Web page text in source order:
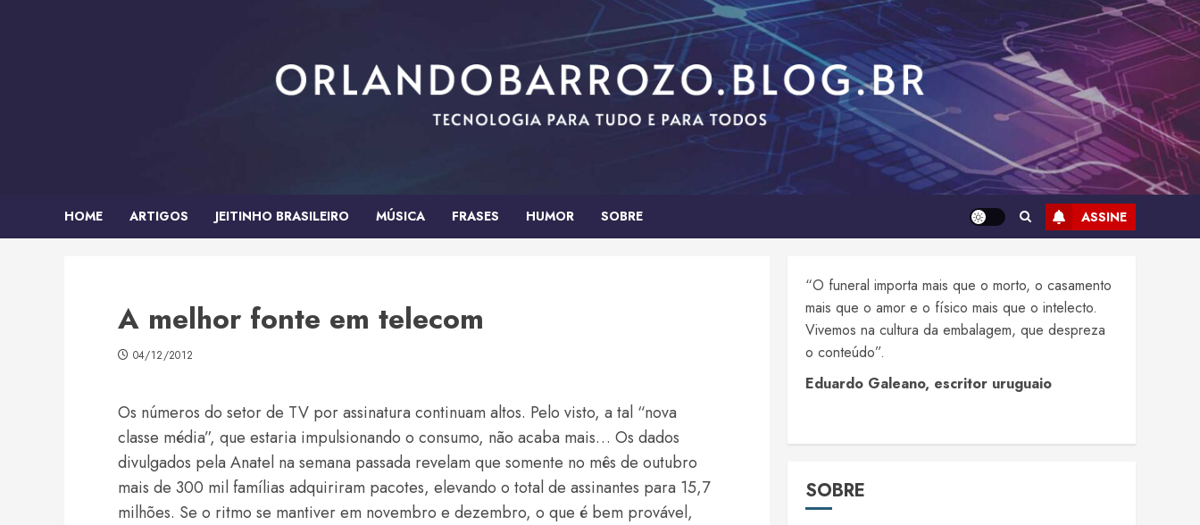
HOME ARTIGOS JEITINHO BRASILEIRO MÚSICA FRASES HUMOR SOBRE ASSINE
A melhor fonte em telecom
04/12/2012
Os números do setor de TV por assinatura continuam altos. Pelo visto, a tal “nova
classe média”, que estaria impulsionando o consumo, não acaba mais… Os dados
divulgados pela Anatel na semana passada revelam que somente no mês de outubro
mais de 300 mil famílias adquiriram pacotes, elevando o total de assinantes para 15,7
milhões. Se o ritmo se mantiver em novembro e dezembro, o que é bem provável,
“O funeral importa mais que o morto, o casamento
mais que o amor e o físico mais que o intelecto.
Vivemos na cultura da embalagem, que despreza
o conteúdo”.
Eduardo Galeano, escritor uruguaio
SOBRE